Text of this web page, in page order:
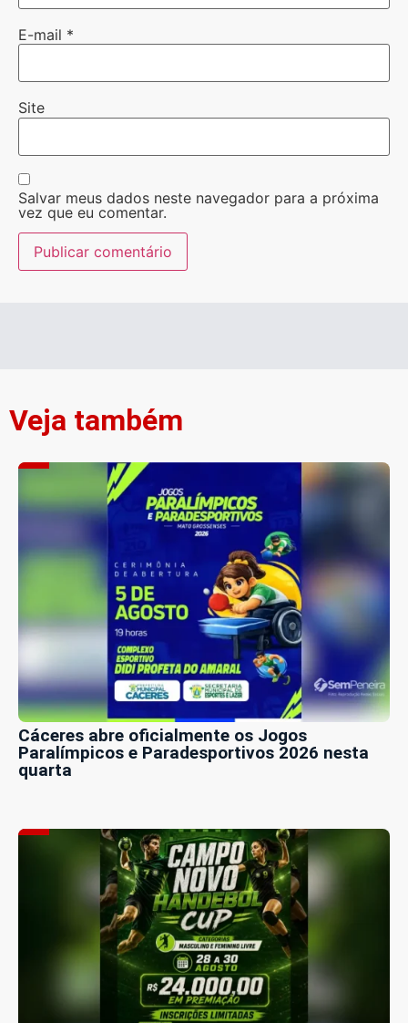
E-mail *
Site
Salvar meus dados neste navegador para a próxima
vez que eu comentar.
Veja também
Cáceres abre oficialmente os Jogos
Paralímpicos e Paradesportivos 2026 nesta
quarta